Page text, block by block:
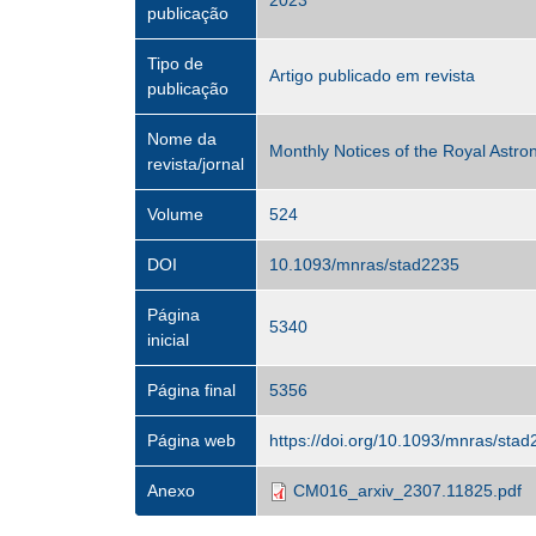
publicação
Tipo de
publicação
Artigo publicado em revista
Nome da
revista/jornal
Monthly Notices of the Royal
Volume 524
DOI 10.1093/mnras/stad2235
Página
inicial
5340
Página final 5356
Página web https://doi.org/10.1093/mnras/
Anexo CM016_arxiv_2307.11825.pdf